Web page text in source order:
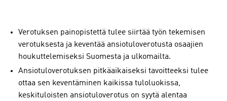
Verotuksen painopistettä tulee siirtää työn tekemisen
verotuksesta ja keventää ansiotuloverotusta osaajien
houkuttelemiseksi Suomesta ja ulkomailta.
Ansiotuloverotuksen pitkäaikaiseksi tavoitteeksi tulee
ottaa sen keventäminen kaikissa tuloluokissa,
keskituloisten ansiotuloverotus on syytä alentaa